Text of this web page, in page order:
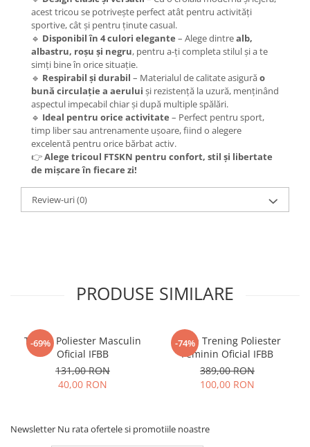
acest tricou se potrivește perfect atât pentru activități
sportive, cât și pentru ținute casual.
🔹 Disponibil în 4 culori elegante – Alege dintrealb,
albastru, roșu și negru, pentru a-ți completa stilul și a te
simți bine în orice situație.
🔹 Respirabil și durabil – Materialul de calitate asigurăo
bună circulație a aerului și rezistență la uzură, menținând
aspectul impecabil chiar și după multiple spălări.
🔹 Ideal pentru orice activitate – Perfect pentru sport,
timp liber sau antrenamente ușoare, fiind o alegere
excelentă pentru orice bărbat activ.
👉Alege tricoul FTSKN pentru confort, stil și libertate
de mișcare în fiecare zi!
Review-uri(0)
PRODUSE SIMILARE
-69%
Tricou Poliester Masculin
Oficial IFBB
131,00 RON
40,00 RON
-74%
Bluza Trening Poliester
Feminin Oficial IFBB
389,00 RON
100,00 RON
Newsletter Nu rata ofertele si promotiile noastre